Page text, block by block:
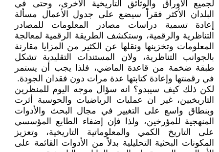
لجميع الأوراق والوثائق التاريخية الأخرى، وحتى في
البلدان الأكثر فقراً سيضع على جدول الأعمال مسألة
إعادة تسمية دراسات مصادر المعلومات للمصادر
التناظرية والرقمية، وستكشف الطريقة الرقمية لمعالجة
المعلومات وتخزينها ونقلها عن الكثير من المزايا مقارنة
بالجوانب التناظرية، ولان المستندات التقليدية تشكل
طبقة ضخمة من قاعدة الماضي، فلذا يجب أن يستمر
في رقمنتها وإعادة كتابتها عدة مرات دون فقدان الجودة.
لكن ذلك كيف سيبدو؟ انه سؤال موجه اليوم للمنظرين
التاريخيين، غير ان عمليات الرياضيات والحوسبة أثرت
وبنطاق واسع على التغيير في مجال البحث والأدوات
المنهجية للمؤرخين، ولذا فإن إضفاء الطابع المؤسسي
على التاريخ الكمي والمعلوماتية التاريخية، وتعزيز
المكونات البحثية التحليلية بدلاً من الأدوات القائمة على